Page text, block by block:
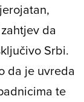
da
Srbi.
da je uvreda
te